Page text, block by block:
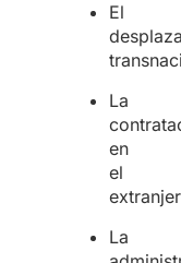
El
La
en
el
La